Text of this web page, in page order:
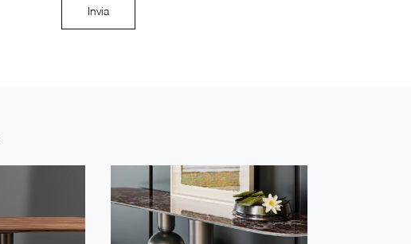
Invia